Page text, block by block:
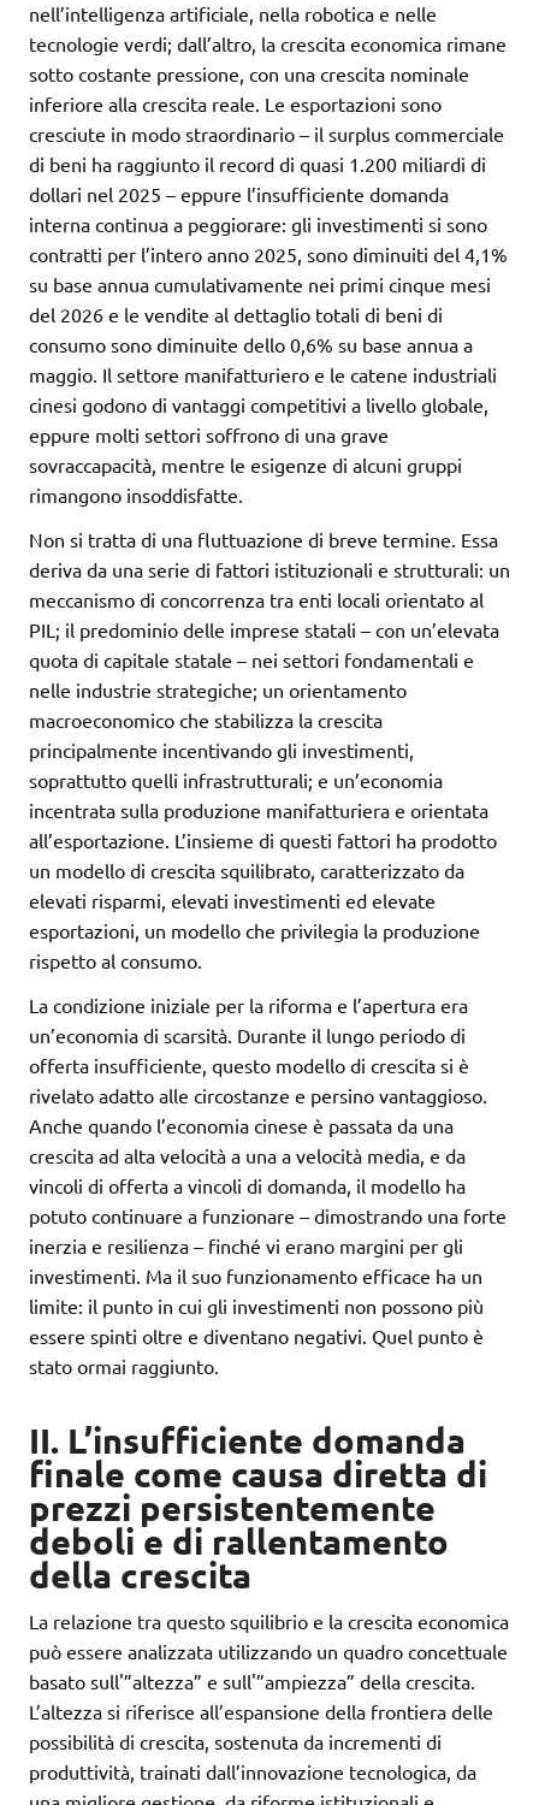
nell’intelligenza artificiale, nella robotica e nelle
tecnologie verdi; dall’altro, la crescita economica rimane
sotto costante pressione, con una crescita nominale
inferiore alla crescita reale. Le esportazioni sono
cresciute in modo straordinario – il surplus commerciale
di beni ha raggiunto il record di quasi 1.200 miliardi di
dollari nel 2025 – eppure l’insufficiente domanda
interna continua a peggiorare: gli investimenti si sono
contratti per l’intero anno 2025, sono diminuiti del 4,1%
su base annua cumulativamente nei primi cinque mesi
del 2026 e le vendite al dettaglio totali di beni di
consumo sono diminuite dello 0,6% su base annua a
maggio. Il settore manifatturiero e le catene industriali
cinesi godono di vantaggi competitivi a livello globale,
eppure molti settori soffrono di una grave
sovraccapacità, mentre le esigenze di alcuni gruppi
rimangono insoddisfatte.
Non si tratta di una fluttuazione di breve termine. Essa
deriva da una serie di fattori istituzionali e strutturali: un
meccanismo di concorrenza tra enti locali orientato al
PIL; il predominio delle imprese statali – con un’elevata
quota di capitale statale – nei settori fondamentali e
nelle industrie strategiche; un orientamento
macroeconomico che stabilizza la crescita
principalmente incentivando gli investimenti,
soprattutto quelli infrastrutturali; e un’economia
incentrata sulla produzione manifatturiera e orientata
all’esportazione. L’insieme di questi fattori ha prodotto
un modello di crescita squilibrato, caratterizzato da
elevati risparmi, elevati investimenti ed elevate
esportazioni, un modello che privilegia la produzione
rispetto al consumo.
La condizione iniziale per la riforma e l’apertura era
un’economia di scarsità. Durante il lungo periodo di
offerta insufficiente, questo modello di crescita si è
rivelato adatto alle circostanze e persino vantaggioso.
Anche quando l’economia cinese è passata da una
crescita ad alta velocità a una a velocità media, e da
vincoli di offerta a vincoli di domanda, il modello ha
potuto continuare a funzionare – dimostrando una forte
inerzia e resilienza – finché vi erano margini per gli
investimenti. Ma il suo funzionamento efficace ha un
limite: il punto in cui gli investimenti non possono più
essere spinti oltre e diventano negativi. Quel punto è
stato ormai raggiunto.
II. L’insufficiente domanda
finale come causa diretta di
prezzi persistentemente
deboli e di rallentamento
della crescita
La relazione tra questo squilibrio e la crescita economica
può essere analizzata utilizzando un quadro concettuale
basato sull'”altezza” e sull'”ampiezza” della crescita.
L’altezza si riferisce all’espansione della frontiera delle
possibilità di crescita, sostenuta da incrementi di
produttività, trainati dall’innovazione tecnologica, da